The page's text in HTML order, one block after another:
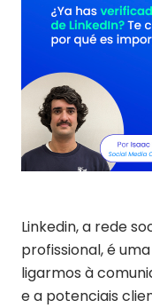
Linkedin, a rede
profissional, é
ligarmos à
e a potenciais